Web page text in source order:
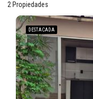
2 Propiedades
DESTACADA